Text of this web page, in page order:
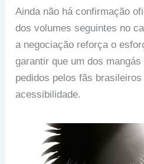
Ainda não há confirmação
dos volumes seguintes no
a negociação reforça o
garantir que um dos
pedidos pelos fãs
acessibilidade.